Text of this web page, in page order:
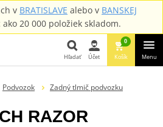
v BRATISLAVE alebo v BANSKEJ
ako 20 000 položiek skladom.
Hľadať
Hľadať Účet
0
Košík Menu
Podvozok
Zadný tlmič podvozku
RAZOR